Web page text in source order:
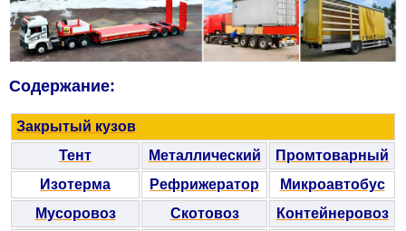
Содержание:
Закрытый кузов
Тент
Металлический
Промтоварный
Изотерма
Рефрижератор
Микроавтобус
Мусоровоз
Скотовоз
Контейнеровоз